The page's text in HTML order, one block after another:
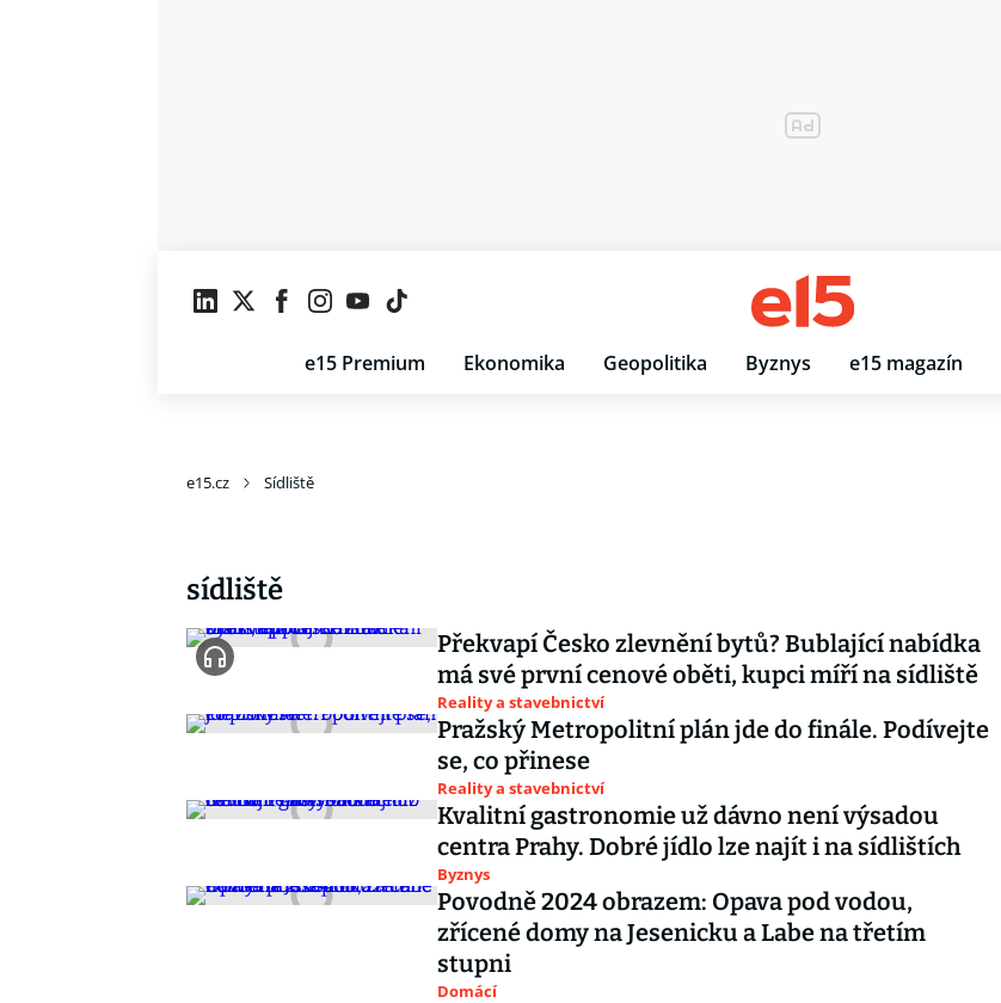
e15 Premium Ekonomika Geopolitika Byznys e15 magazín
e15.cz Sídliště
sídliště
Překvapí Česko zlevnění bytů? Bublající nabídka
má své první cenové oběti, kupci míří na sídliště
Reality a stavebnictví
Pražský Metropolitní plán jde do finále. Podívejte
se, co přinese
Reality a stavebnictví
Kvalitní gastronomie už dávno není výsadou
centra Prahy. Dobré jídlo lze najít i na sídlištích
Byznys
Povodně 2024 obrazem: Opava pod vodou,
zřícené domy na Jesenicku a Labe na třetím
stupni
Domácí